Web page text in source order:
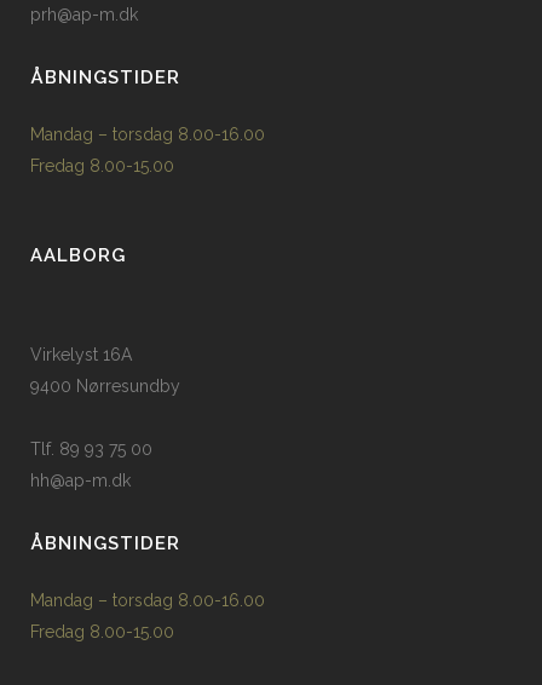
prh@ap-m.dk
ÅBNINGSTIDER
Mandag – torsdag 8.00-16.00
Fredag 8.00-15.00
AALBORG
Virkelyst 16A
9400 Nørresundby
Tlf. 89 93 75 00
hh@ap-m.dk
ÅBNINGSTIDER
Mandag – torsdag 8.00-16.00
Fredag 8.00-15.00